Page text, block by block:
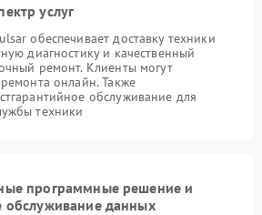
услуг
обеспечивает доставку техники
диагностику и качественный
ремонт. Клиенты могут
ремонта онлайн. Также
обслуживание для
техники
программные решение и
обслуживание данных